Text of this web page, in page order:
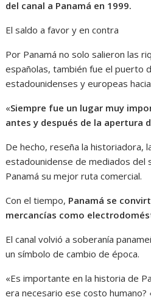
del canal a Panamá en 1999.
El saldo a favor y en contra
Por Panamá no solo salieron las
españolas, también fue el puerto
estadounidenses y europeas
«Siempre fue un lugar muy
antes y después de la apertura
De hecho, reseña la historiadora,
estadounidense de mediados del
Panamá su mejor ruta comercial.
Con el tiempo, Panamá se
mercancías como
El canal volvió a soberanía
un símbolo de cambio de época.
«Es importante en la historia de
era necesario ese costo humano?